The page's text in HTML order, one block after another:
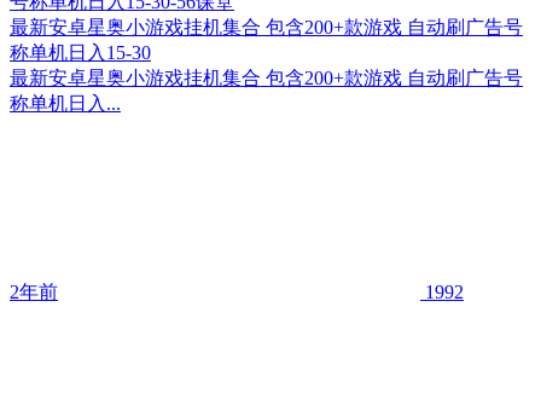
最新安卓星奥小游戏挂机集合 包含200+款游戏 自动刷广告号
称单机日入15-30
最新安卓星奥小游戏挂机集合 包含200+款游戏 自动刷广告号
称单机日入...
2年前 1992